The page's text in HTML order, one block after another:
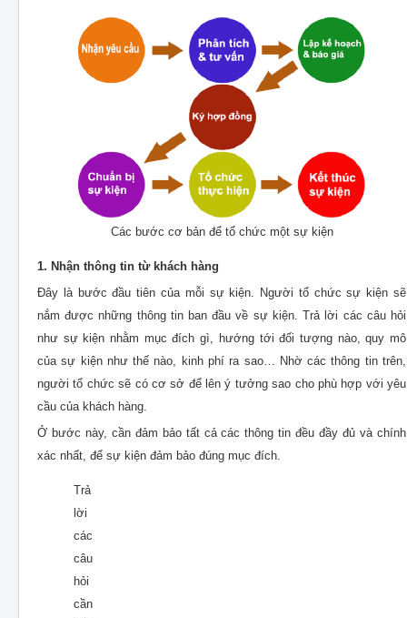
Các bước cơ bản để tổ chức một sự kiện
1. Nhận thông tin từ khách hàng
Đây là bước đầu tiên của mỗi sự kiện. Người tổ chức sự kiện sẽ
nắm được những thông tin ban đầu về sự kiện. Trả lời các câu hỏi
như sự kiện nhằm mục đích gì, hướng tới đối tượng nào, quy mô
của sự kiện như thế nào, kinh phí ra sao… Nhờ các thông tin trên,
người tổ chức sẽ có cơ sở để lên ý tưởng sao cho phù hợp với yêu
cầu của khách hàng.
Ở bước này, cần đảm bảo tất cả các thông tin đều đầy đủ và chính
xác nhất, để sự kiện đảm bảo đúng mục đích.
Trả
lời
các
câu
hỏi
cần